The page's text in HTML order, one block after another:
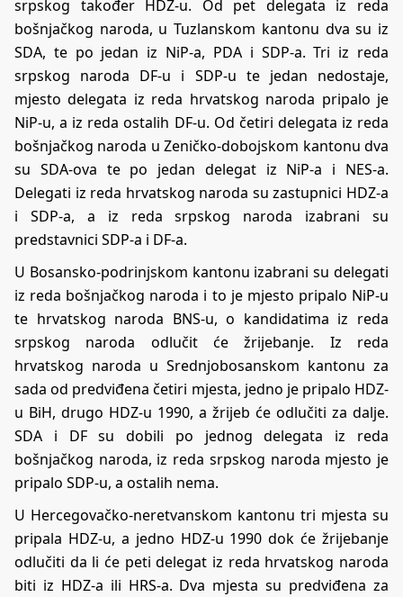
srpskog također HDZ-u. Od pet delegata iz reda
bošnjačkog naroda, u Tuzlanskom kantonu dva su iz
SDA, te po jedan iz NiP-a, PDA i SDP-a. Tri iz reda
srpskog naroda DF-u i SDP-u te jedan nedostaje,
mjesto delegata iz reda hrvatskog naroda pripalo je
NiP-u, a iz reda ostalih DF-u. Od četiri delegata iz reda
bošnjačkog naroda u Zeničko-dobojskom kantonu dva
su SDA-ova te po jedan delegat iz NiP-a i NES-a.
Delegati iz reda hrvatskog naroda su zastupnici HDZ-a
i SDP-a, a iz reda srpskog naroda izabrani su
predstavnici SDP-a i DF-a.
U Bosansko-podrinjskom kantonu izabrani su delegati
iz reda bošnjačkog naroda i to je mjesto pripalo NiP-u
te hrvatskog naroda BNS-u, o kandidatima iz reda
srpskog naroda odlučit će žrijebanje. Iz reda
hrvatskog naroda u Srednjobosanskom kantonu za
sada od predviđena četiri mjesta, jedno je pripalo HDZ-
u BiH, drugo HDZ-u 1990, a žrijeb će odlučiti za dalje.
SDA i DF su dobili po jednog delegata iz reda
bošnjačkog naroda, iz reda srpskog naroda mjesto je
pripalo SDP-u, a ostalih nema.
U Hercegovačko-neretvanskom kantonu tri mjesta su
pripala HDZ-u, a jedno HDZ-u 1990 dok će žrijebanje
odlučiti da li će peti delegat iz reda hrvatskog naroda
biti iz HDZ-a ili HRS-a. Dva mjesta su predviđena za